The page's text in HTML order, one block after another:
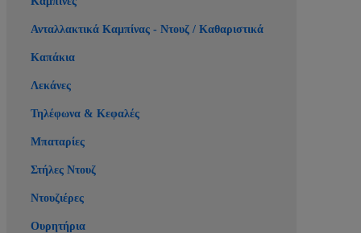
Ανταλλακτικά Καμπίνας - Ντουζ / Καθαριστικά
Καπάκια
Λεκάνες
Τηλέφωνα & Κεφαλές
Μπαταρίες
Στήλες Ντουζ
Ντουζιέρες
Ουρητήρια